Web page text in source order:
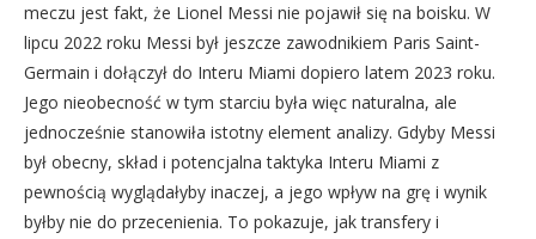
meczu jest fakt, że Lionel Messi nie pojawił się na boisku. W
lipcu 2022 roku Messi był jeszcze zawodnikiem Paris Saint-
Germain i dołączył do Interu Miami dopiero latem 2023 roku.
Jego nieobecność w tym starciu była więc naturalna, ale
jednocześnie stanowiła istotny element analizy. Gdyby Messi
był obecny, skład i potencjalna taktyka Interu Miami z
pewnością wyglądałyby inaczej, a jego wpływ na grę i wynik
byłby nie do przecenienia. To pokazuje, jak transfery i